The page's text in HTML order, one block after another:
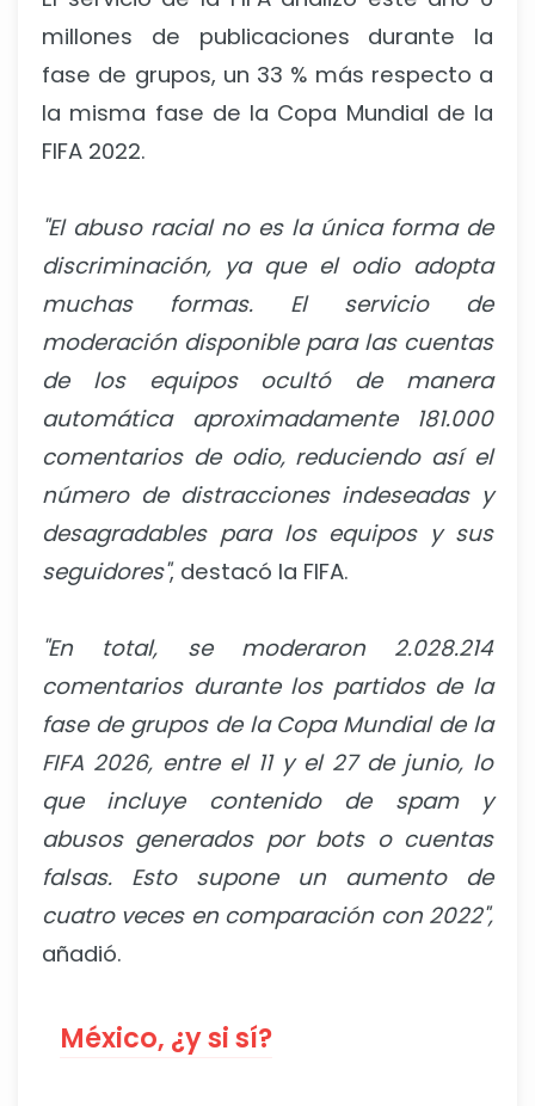
millones de publicaciones durante la
fase de grupos, un 33 % más respecto a
la misma fase de la Copa Mundial de la
FIFA 2022.
"El abuso racial no es la única forma de
discriminación, ya que el odio adopta
muchas formas. El servicio de
moderación disponible para las cuentas
de los equipos ocultó de manera
automática aproximadamente 181.000
comentarios de odio, reduciendo así el
número de distracciones indeseadas y
desagradables para los equipos y sus
seguidores", destacó la FIFA.
"En total, se moderaron 2.028.214
comentarios durante los partidos de la
fase de grupos de la Copa Mundial de la
FIFA 2026, entre el 11 y el 27 de junio, lo
que incluye contenido de spam y
abusos generados por bots o cuentas
falsas. Esto supone un aumento de
cuatro veces en comparación con 2022",
añadió.
México, ¿y si sí?